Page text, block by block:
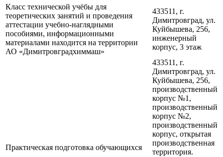
Класс технической учёбы для
теоретических занятий и проведения
аттестации учебно-наглядными
пособиями, информационными
материалами находится на территории
АО «Димитровградхиммаш»
433511, г.
Димитровград, ул.
Куйбышева, 256,
инженерный
корпус, 3 этаж
Практическая подготовка обучающихся
433511, г.
Димитровград, ул.
Куйбышева, 256,
производственный
корпус №1,
производственный
корпус №2,
производственный
корпус, открытая
производственная
территория.